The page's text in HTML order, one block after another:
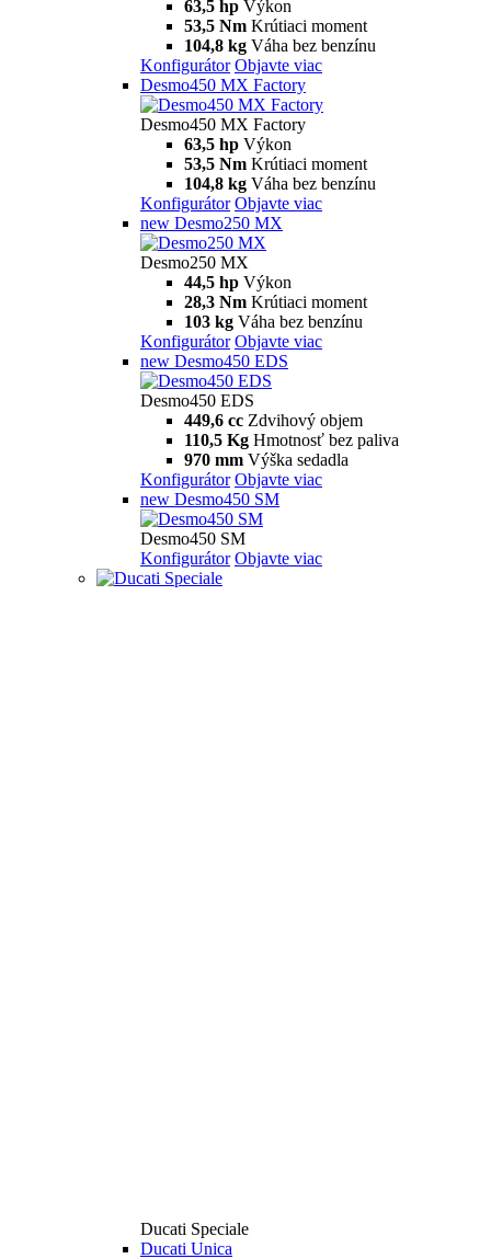
63,5 hp Výkon
53,5 Nm Krútiaci moment
104,8 kg Váha bez benzínu
Konfigurátor Objavte viac
Desmo450 MX Factory
Desmo450 MX Factory
63,5 hp Výkon
53,5 Nm Krútiaci moment
104,8 kg Váha bez benzínu
Konfigurátor Objavte viac
new Desmo250 MX
Desmo250 MX
44,5 hp Výkon
28,3 Nm Krútiaci moment
103 kg Váha bez benzínu
Konfigurátor Objavte viac
new Desmo450 EDS
Desmo450 EDS
449,6 cc Zdvihový objem
110,5 Kg Hmotnosť bez paliva
970 mm Výška sedadla
Konfigurátor Objavte viac
new Desmo450 SM
Desmo450 SM
Konfigurátor Objavte viac
Ducati Speciale
Ducati Unica